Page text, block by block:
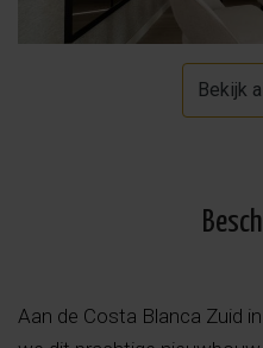
Bekijk
Aan de Costa Blanca Zuid